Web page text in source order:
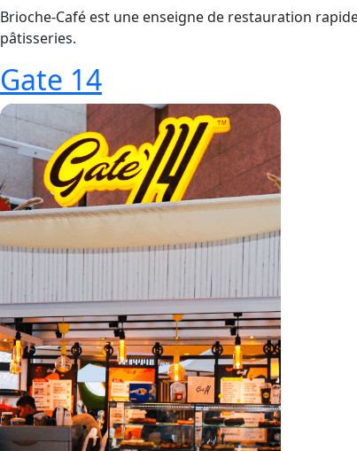
Brioche-Café est une enseigne de restauration
pâtisseries.
Gate 14